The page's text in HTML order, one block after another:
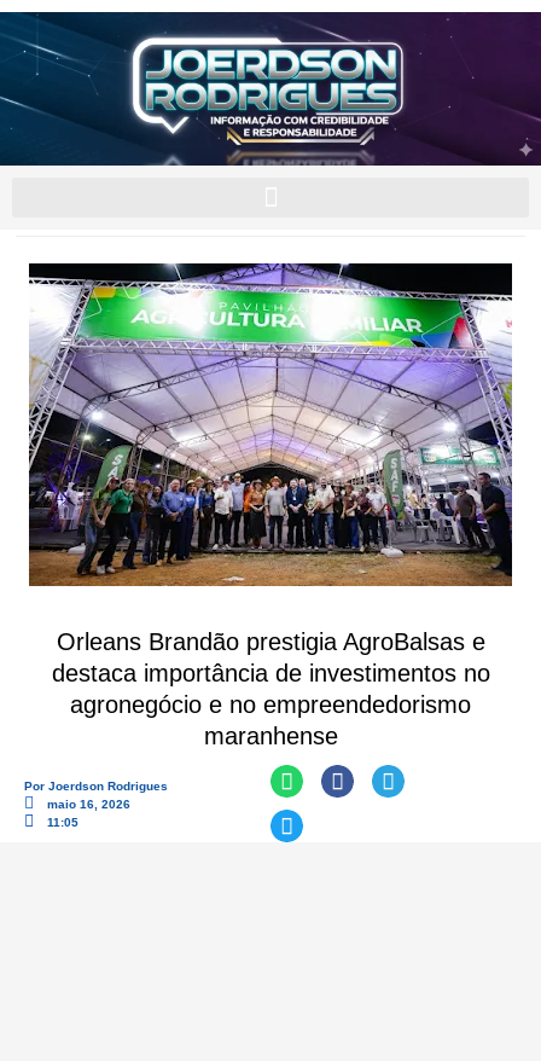
Orleans Brandão prestigia AgroBalsas e
destaca importância de investimentos no
agronegócio e no empreendedorismo
maranhense
Por Joerdson Rodrigues
maio 16, 2026
11:05